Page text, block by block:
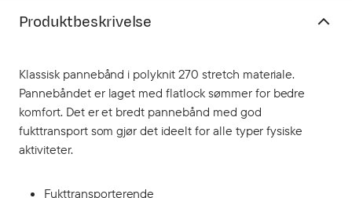
Produktbeskrivelse
Klassisk pannebånd i polyknit 270 stretch materiale.
Pannebåndet er laget med flatlock sømmer for bedre
komfort. Det er et bredt pannebånd med god
fukttransport som gjør det ideelt for alle typer fysiske
aktiviteter.
Fukttransporterende